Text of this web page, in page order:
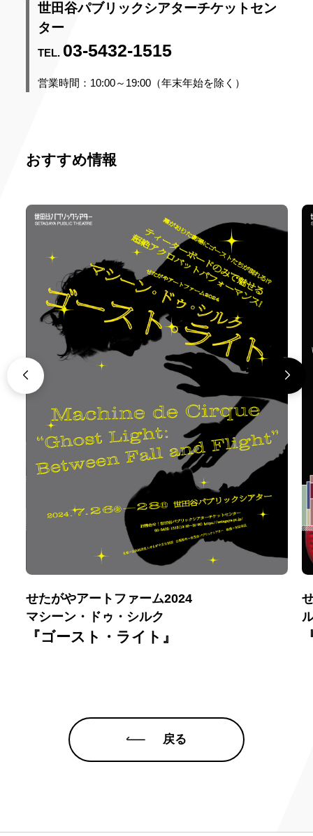
世田谷パブリックシアターチケットセン
ター
TEL. 03-5432-1515
営業時間：10:00～19:00（年末年始を除く）
おすすめ情報
せたがやアートファーム2024
マシーン・ドゥ・シルク
『ゴースト・ライト』
戻る